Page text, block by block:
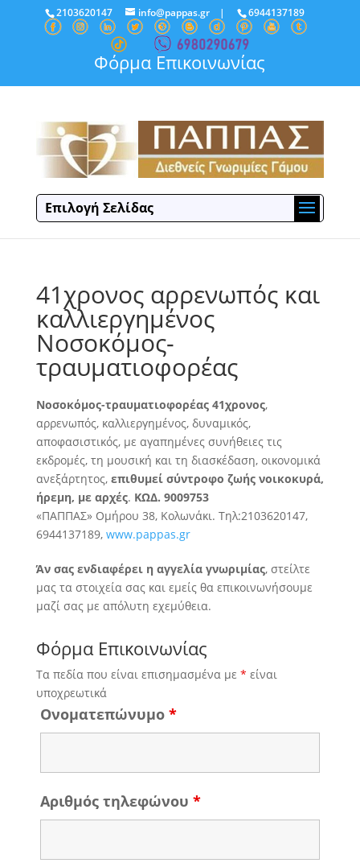
2103620147 info@pappas.gr| 6944137189
Φόρμα Επικοινωνίας
Επιλογή Σελίδας
41χρονος αρρενωπός και
καλλιεργημένος
Νοσοκόμος-
τραυματιοφορέας
Νοσοκόμος-τραυματιοφορέας 41χρονος,
αρρενωπός, καλλιεργημένος, δυναμικός,
αποφασιστικός, με αγαπημένες συνήθειες τις
εκδρομές, τη μουσική και τη διασκέδαση, οικονομικά
ανεξάρτητος, επιθυμεί σύντροφο ζωής νοικοκυρά,
ήρεμη, με αρχές. ΚΩΔ. 9009753
«ΠΑΠΠΑΣ» Ομήρου 38, Κολωνάκι. Τηλ:2103620147,
6944137189, www.pappas.gr
Άν σας ενδιαφέρει η αγγελία γνωριμίας, στείλτε
μας τα στοιχεία σας και εμείς θα επικοινωνήσουμε
μαζί σας με απόλυτη εχεμύθεια.
Φόρμα Επικοινωνίας
Τα πεδία που είναι επισημασμένα με * είναι
υποχρεωτικά
Ονοματεπώνυμο *
Αριθμός τηλεφώνου *